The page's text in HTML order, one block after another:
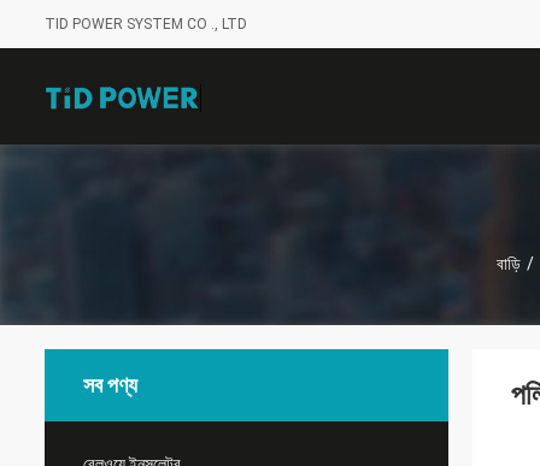
TID POWER SYSTEM CO ., LTD
বাড়ি /
সব পণ্য